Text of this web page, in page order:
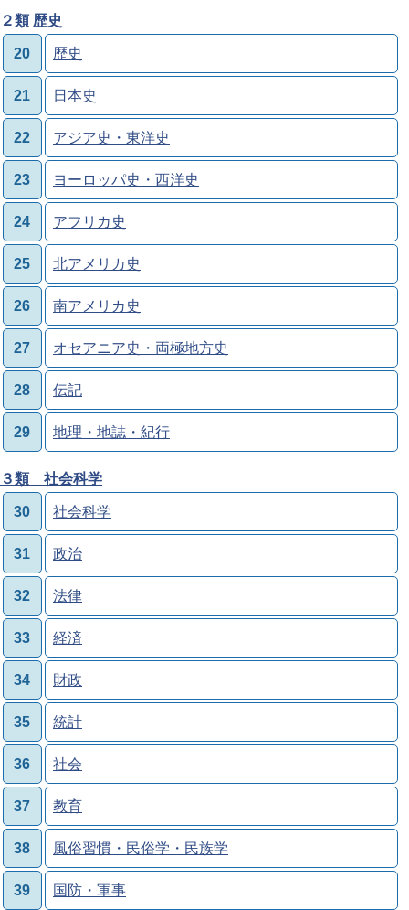
２類 歴史
20 歴史
21 日本史
22 アジア史・東洋史
23 ヨーロッパ史・西洋史
24 アフリカ史
25 北アメリカ史
26 南アメリカ史
27 オセアニア史・両極地方史
28 伝記
29 地理・地誌・紀行
３類 社会科学
30 社会科学
31 政治
32 法律
33 経済
34 財政
35 統計
36 社会
37 教育
38 風俗習慣・民俗学・民族学
39 国防・軍事